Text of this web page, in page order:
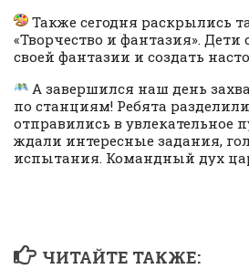
Также сегодня раскрылись
«Творчество и фантазия».
своей фантазии и создать
А завершился наш день
по станциям! Ребята
отправились в увлекательное
ждали интересные задания,
испытания. Командный дух
ЧИТАЙТЕ ТАКЖЕ: